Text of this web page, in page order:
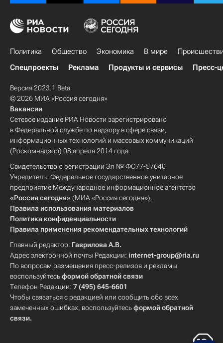
Политика Общество Экономика В мире
Спецпроекты
Реклама Продукты и сервисы Пресс-
Версия 2023.1 Beta
© 2026 МИА «Россия сегодня»
Вакансии
Сетевое издание РИА Новости зарегистрировано
в Федеральной службе по надзору в сфере связи,
информационных технологий и массовых коммуникаций
(Роскомнадзор) 08 апреля 2014 года.
Свидетельство о регистрации Эл № ФС77-57640
Учредитель: Федеральное государственное унитарное
предприятие Международное информационное агентство
«Россия сегодня» (МИА «Россия сегодня»).
Правила использования материалов
Политика конфиденциальности
Правила применения рекомендательных технологий
Главный редактор: Гаврилова А.В.
Адрес электронной почты Редакции: internet-group@ria.ru
По вопросам размещения пресс-релизов и рекламы
воспользуйтесьформой обратной связи
Телефон Редакции: 7 (495) 645-6601
Чтобы связаться с редакцией или сообщить обо всех
замеченных ошибках, воспользуйтесьформой обратной
связи.